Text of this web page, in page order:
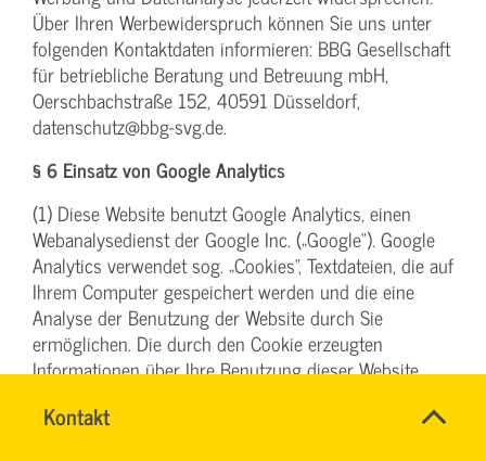
Kontakt
SYBILLE
Name*
Über Ihren Werbewiderspruch können Sie uns unter
folgenden Kontaktdaten informieren: BBG Gesellschaft
für betriebliche Beratung und Betreuung mbH,
Oerschbachstraße 152, 40591 Düsseldorf,
datenschutz@bbg-svg.de.
§ 6 Einsatz von Google Analytics
(1) Diese Website benutzt Google Analytics, einen
Webanalysedienst der Google Inc. („Google“). Google
Analytics verwendet sog. „Cookies“, Textdateien, die auf
Ihrem Computer gespeichert werden und die eine
Analyse der Benutzung der Website durch Sie
ermöglichen. Die durch den Cookie erzeugten
Informationen über Ihre Benutzung dieser Website
den USA übertragen und dort gespeichert. Im Falle der